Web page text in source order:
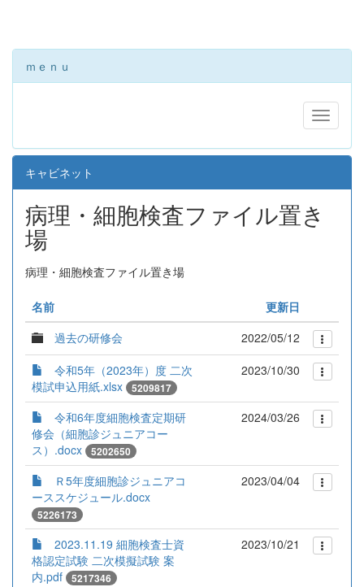
ｍｅｎｕ
キャビネット
病理・細胞検査ファイル置き
場
病理・細胞検査ファイル置き場
名前
更新日
過去の研修会
2022/05/12
令和5年（2023年）度 二次
模試申込用紙.xlsx
5209817
2023/10/30
令和6年度細胞検査定期研
修会（細胞診ジュニアコー
ス）.docx
5202650
2024/03/26
Ｒ5年度細胞診ジュニアコ
ーススケジュール.docx
5226173
2023/04/04
2023.11.19 細胞検査士資
格認定試験 二次模擬試験 案
内.pdf
5217346
2023/10/21